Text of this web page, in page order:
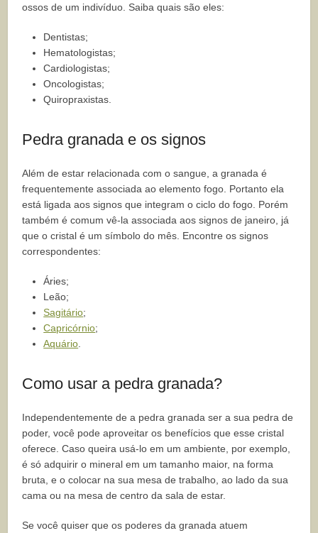
ossos de um indivíduo. Saiba quais são eles:
Dentistas;
Hematologistas;
Cardiologistas;
Oncologistas;
Quiropraxistas.
Pedra granada e os signos
Além de estar relacionada com o sangue, a granada é
frequentemente associada ao elemento fogo. Portanto ela
está ligada aos signos que integram o ciclo do fogo. Porém
também é comum vê-la associada aos signos de janeiro, já
que o cristal é um símbolo do mês. Encontre os signos
correspondentes:
Áries;
Leão;
Sagitário;
Capricórnio;
Aquário
Como usar a pedra granada?
Independentemente de a pedra granada ser a sua pedra de
poder, você pode aproveitar os benefícios que esse cristal
oferece. Caso queira usá-lo em um ambiente, por exemplo,
é só adquirir o mineral em um tamanho maior, na forma
bruta, e o colocar na sua mesa de trabalho, ao lado da sua
cama ou na mesa de centro da sala de estar.
Se você quiser que os poderes da granada atuem